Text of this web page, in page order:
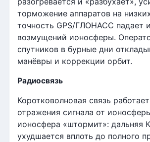
торможение аппаратов на
точность GPS/ГЛОНАСС падает
возмущений ионосферы.
спутников в бурные дни
манёвры и коррекции орбит.
Радиосвязь
Коротковолновая связь
отражения сигнала от
ионосфера «штормит»: дальняя
ухудшается вплоть до полного